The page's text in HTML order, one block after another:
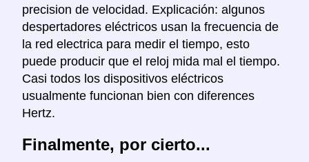
precision de velocidad. Explicación: algunos
despertadores eléctricos usan la frecuencia de
la red electrica para medir el tiempo, esto
puede producir que el reloj mida mal el tiempo.
Casi todos los dispositivos eléctricos
usualmente funcionan bien con diferences
Hertz.
Finalmente, por cierto...